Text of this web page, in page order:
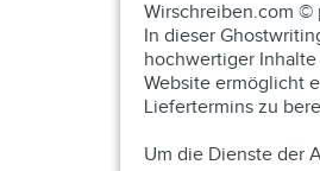
Wirschreiben.com ©
In dieser
hochwertiger
Website ermöglicht
Liefertermins zu
Um die Dienste der